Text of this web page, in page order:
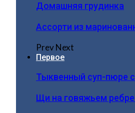
Домашняя грудинка
Ассорти из
PrevNext
Первое
Тыквенный суп-пюре
Щи на говяжьем ребре